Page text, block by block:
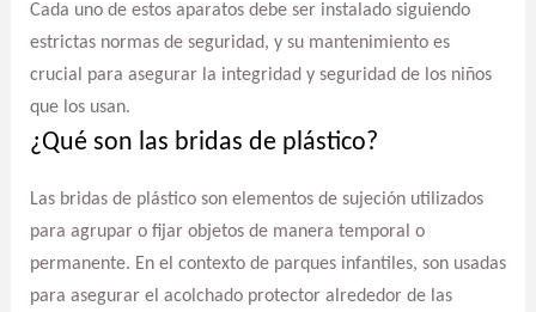
Cada uno de estos aparatos debe ser instalado siguiendo
estrictas normas de seguridad, y su mantenimiento es
crucial para asegurar la integridad y seguridad de los niños
que los usan.
¿Qué son las bridas de plástico?
Las bridas de plástico son elementos de sujeción utilizados
para agrupar o fijar objetos de manera temporal o
permanente. En el contexto de parques infantiles, son usadas
para asegurar el acolchado protector alrededor de las